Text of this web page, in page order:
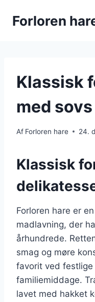
Forloren
Klassisk
med sovs
Af Forloren hare 24.
Klassisk
Forloren hare er
madlavning, der
århundrede.
smag og møre
favorit ved festlige
familiemiddage.
lavet med hakket